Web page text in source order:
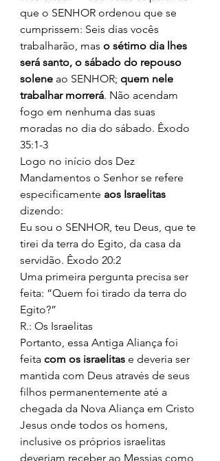
que o SENHOR ordenou que se
cumprissem: Seis dias vocês
trabalharão, mas o sétimo dia lhes
será santo, o sábado do repouso
solene ao SENHOR; quem nele
trabalhar morrerá. Não acendam
fogo em nenhuma das suas
moradas no dia do sábado. Êxodo
35:1-3
Logo no início dos Dez
Mandamentos o Senhor se refere
especificamente aos Israelitas
dizendo:
Eu sou o SENHOR, teu Deus, que te
tirei da terra do Egito, da casa da
servidão. Êxodo 20:2
Uma primeira pergunta precisa ser
feita: “Quem foi tirado da terra do
Egito?”
R.: Os Israelitas
Portanto, essa Antiga Aliança foi
feita com os israelitas e deveria ser
mantida com Deus através de seus
filhos permanentemente até a
chegada da Nova Aliança em Cristo
Jesus onde todos os homens,
inclusive os próprios israelitas
deveriam receber ao Messias como